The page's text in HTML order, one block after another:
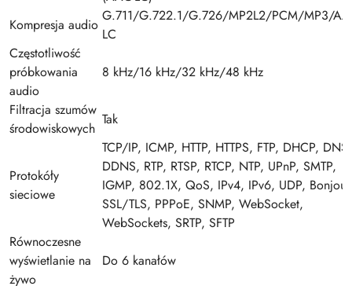
Kompresja audio
G.711/G.722.1/G.726/MP2L2/PCM/MP3/
LC
Częstotliwość
próbkowania
audio
8 kHz/16 kHz/32 kHz/48 kHz
Filtracja szumów
środowiskowych
Tak
Protokóły
sieciowe
TCP/IP, ICMP, HTTP, HTTPS, FTP, DHCP, DNS,
DDNS, RTP, RTSP, RTCP, NTP, UPnP, SMTP,
IGMP, 802.1X, QoS, IPv4, IPv6, UDP,
SSL/TLS, PPPoE, SNMP, WebSocket,
WebSockets, SRTP, SFTP
Równoczesne
wyświetlanie na
żywo
Do 6 kanałów